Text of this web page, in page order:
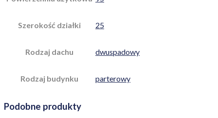
Szerokość działki 25
Rodzaj dachu dwuspadowy
Rodzaj budynku parterowy
Podobne produkty